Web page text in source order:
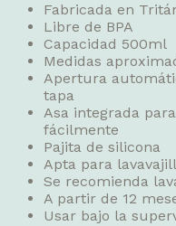
Fabricada en
Libre de BPA
Capacidad 500ml
Medidas
Apertura
tapa
Asa integrada
fácilmente
Pajita de silicona
Apta para
Se recomienda
A partir de 12
Usar bajo la